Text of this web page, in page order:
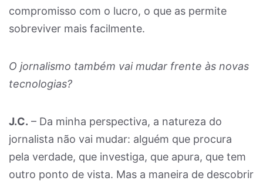
compromisso com o lucro, o que as permite
sobreviver mais facilmente.
O jornalismo também vai mudar frente às novas
tecnologias?
J.C. – Da minha perspectiva, a natureza do
jornalista não vai mudar: alguém que procura
pela verdade, que investiga, que apura, que tem
outro ponto de vista. Mas a maneira de descobrir